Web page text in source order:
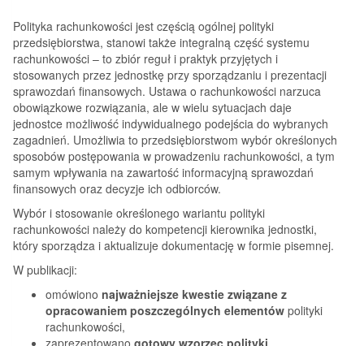
Polityka rachunkowości jest częścią ogólnej polityki
przedsiębiorstwa, stanowi także integralną część systemu
rachunkowości – to zbiór reguł i praktyk przyjętych i
stosowanych przez jednostkę przy sporządzaniu i prezentacji
sprawozdań finansowych. Ustawa o rachunkowości narzuca
obowiązkowe rozwiązania, ale w wielu sytuacjach daje
jednostce możliwość indywidualnego podejścia do wybranych
zagadnień. Umożliwia to przedsiębiorstwom wybór określonych
sposobów postępowania w prowadzeniu rachunkowości, a tym
samym wpływania na zawartość informacyjną sprawozdań
finansowych oraz decyzje ich odbiorców.
Wybór i stosowanie określonego wariantu polityki
rachunkowości należy do kompetencji kierownika jednostki,
który sporządza i aktualizuje dokumentację w formie pisemnej.
W publikacji:
omówiono najważniejsze kwestie związane z
opracowaniem poszczególnych elementów polityki
rachunkowości,
zaprezentowano gotowy wzorzec polityki